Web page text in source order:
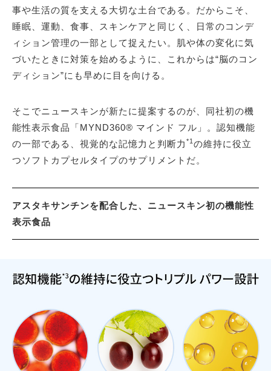
事や生活の質を支える大切な土台である。だからこそ、
睡眠、運動、食事、スキンケアと同じく、日常のコンデ
ィション管理の一部として捉えたい。肌や体の変化に気
づいたときに対策を始めるように、これからは“脳のコン
ディション”にも早めに目を向ける。
そこでニュースキンが新たに提案するのが、同社初の機
能性表示食品「MYND360® マインド フル」。認知機能
の一部である、視覚的な記憶力と判断力 *1の維持に役立
つソフトカプセルタイプのサプリメントだ。
アスタキサンチンを配合した、ニュースキン初の機能性
表示食品